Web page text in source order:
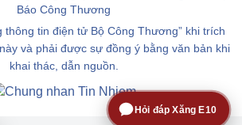
Báo Công Thương
thông tin điện tử Bộ Công Thương” khi trích
và phải được sự đồng ý bằng văn bản khi
khai thác, dẫn nguồn.
Hỏi đáp Xăng E10